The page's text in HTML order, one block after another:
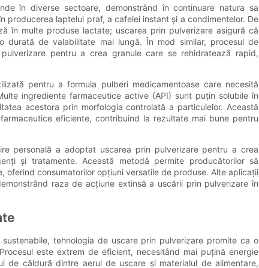
în diverse sectoare, demonstrând în continuare natura sa
producerea laptelui praf, a cafelei instant și a condimentelor. De
în multe produse lactate; uscarea prin pulverizare asigură că
durată de valabilitate mai lungă. În mod similar, procesul de
pentru a crea granule care se rehidratează rapid,
pentru a formula pulberi medicamentoase care necesită
ingrediente farmaceutice active (API) sunt puțin solubile în
acestora prin morfologia controlată a particulelor. Această
eficiente, contribuind la rezultate mai bune pentru
personală a adoptat uscarea prin pulverizare pentru a crea
și tratamente. Această metodă permite producătorilor să
consumatorilor opțiuni versatile de produse. Alte aplicații
raza de acțiune extinsă a uscării prin pulverizare în
tehnologia de uscare prin pulverizare promite ca o
este extrem de eficient, necesitând mai puțină energie
de căldură dintre aerul de uscare și materialul de alimentare,